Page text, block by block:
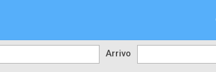
Arrivo